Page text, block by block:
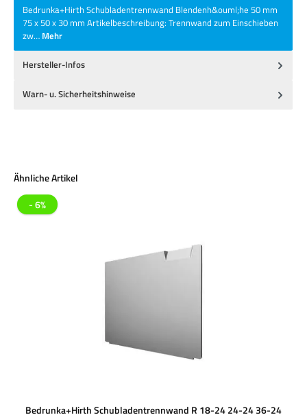
Bedrunka+Hirth Schubladentrennwand Blendenh&ouml;he 50 mm
75 x 50 x 30 mm Artikelbeschreibung: Trennwand zum Einschieben
zw… Mehr
Hersteller-Infos
Warn- u. Sicherheitshinweise
Produktgalerie überspringen
Ähnliche Artikel
- 6%
Bedrunka+Hirth Schubladentrennwand R 18-24 24-24 36-24